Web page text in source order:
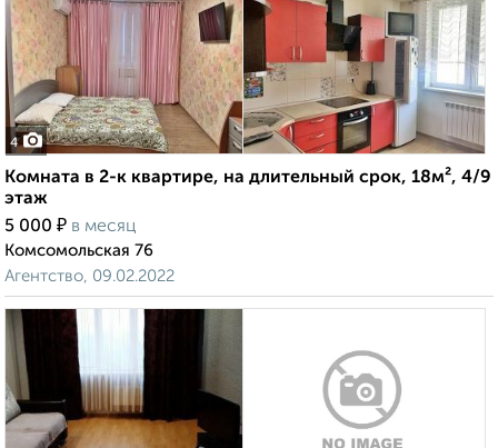
4
Комната в 2-к квартире, на длительный срок, 18м², 4/9
этаж
5 000 ₽ в месяц
Комсомольская 76
Агентство, 09.02.2022